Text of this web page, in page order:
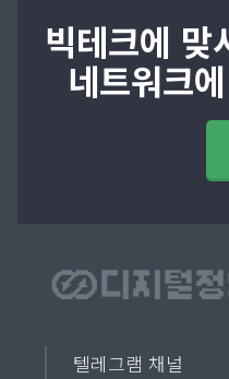
빅테크에 맞
네트워크
텔레그램 채널